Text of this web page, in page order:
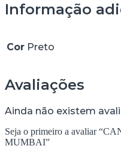
Informação
Cor Preto
Avaliações
Ainda não existem
Seja o primeiro a avaliar
MUMBAI”